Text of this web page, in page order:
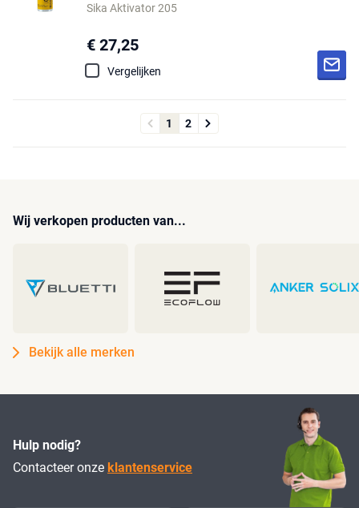
Sika Aktivator 205
€ 27,25
Vergelijken
1 2
Wij verkopen producten van...
Bekijk alle merken
Hulp nodig?
Contacteer onze klantenservice